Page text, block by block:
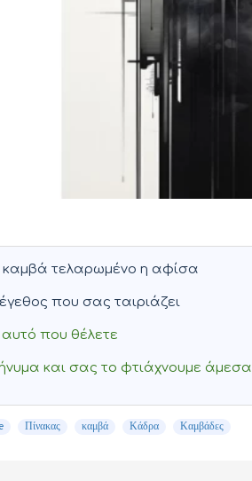
τελαρωμένο η αφίσα
που σας ταιριάζει
αυτό που θέλετε
και σας το φτιάχνουμε άμεσα
Πίνακας καμβά Κάδρα Καμβάδες